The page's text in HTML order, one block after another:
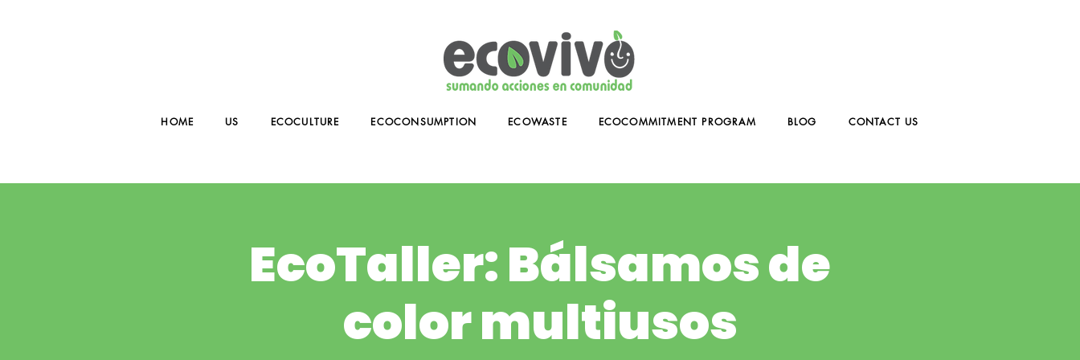
HOME US ECOCULTURE ECOCONSUMPTION ECOWASTE ECOCOMMITMENT PROGRAM BLOG CONTACT US
EcoTaller: Bálsamos de
color multiusos